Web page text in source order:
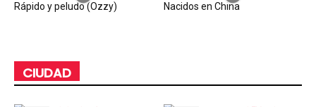
Rápido y peludo (Ozzy) Nacidos en China
CIUDAD